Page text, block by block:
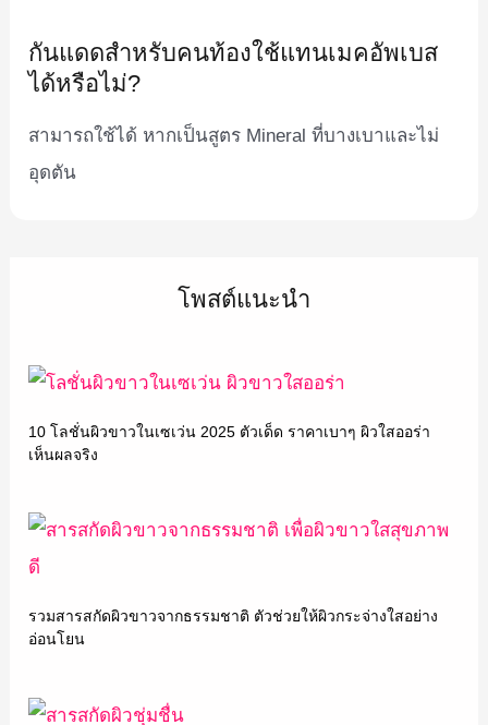
กันแดดสำหรับคนท้องใช้แทนเมคอัพเบส
ได้หรือไม่?
สามารถใช้ได้ หากเป็นสูตร Mineral ที่บางเบาและไม่
อุดตัน
โพสต์แนะนำ
10 โลชั่นผิวขาวในเซเว่น 2025 ตัวเด็ด ราคาเบาๆ ผิวใสออร่า
เห็นผลจริง
รวมสารสกัดผิวขาวจากธรรมชาติ ตัวช่วยให้ผิวกระจ่างใสอย่าง
อ่อนโยน